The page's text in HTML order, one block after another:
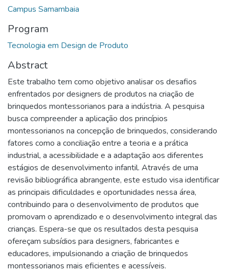
Campus Samambaia
Program
Tecnologia em Design de Produto
Abstract
Este trabalho tem como objetivo analisar os desafios
enfrentados por designers de produtos na criação de
brinquedos montessorianos para a indústria. A pesquisa
busca compreender a aplicação dos princípios
montessorianos na concepção de brinquedos, considerando
fatores como a conciliação entre a teoria e a prática
industrial, a acessibilidade e a adaptação aos diferentes
estágios de desenvolvimento infantil. Através de uma
revisão bibliográfica abrangente, este estudo visa identificar
as principais dificuldades e oportunidades nessa área,
contribuindo para o desenvolvimento de produtos que
promovam o aprendizado e o desenvolvimento integral das
crianças. Espera-se que os resultados desta pesquisa
ofereçam subsídios para designers, fabricantes e
educadores, impulsionando a criação de brinquedos
montessorianos mais eficientes e acessíveis.